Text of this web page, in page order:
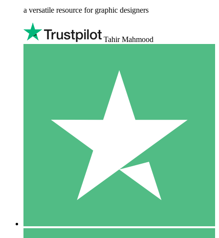
a versatile resource for graphic designers
Tahir Mahmood